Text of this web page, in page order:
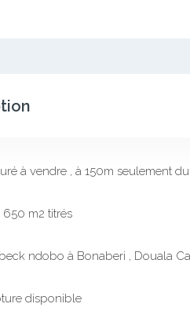
à vendre , à 150m seulement
650 m2 titrés
ndobo à Bonaberi , Douala
disponible